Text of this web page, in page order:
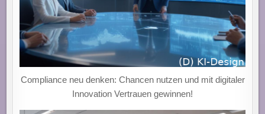
Compliance neu denken: Chancen nutzen und mit digitaler
Innovation Vertrauen gewinnen!